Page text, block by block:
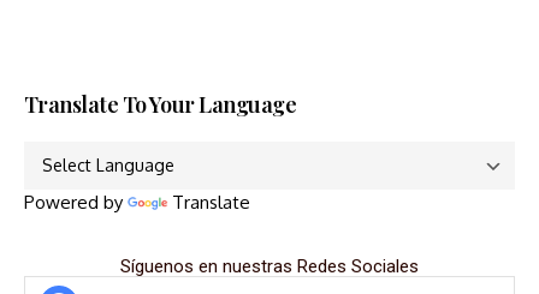
Translate To Your Language
Powered by Translate
Síguenos en nuestras Redes Sociales